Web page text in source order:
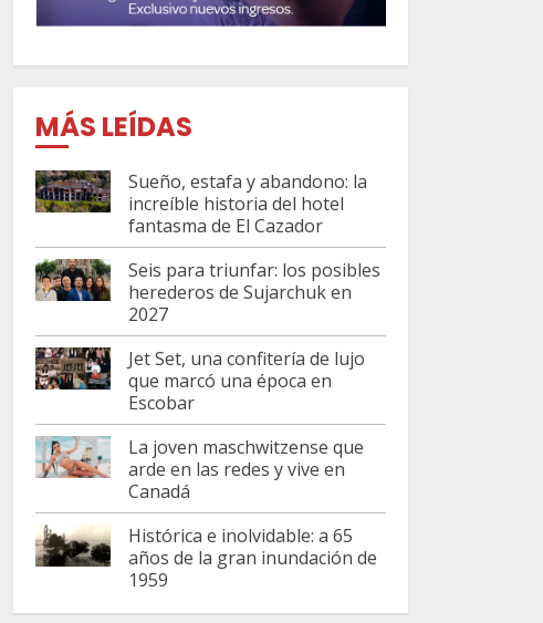
MÁS LEÍDAS
Sueño, estafa y abandono: la
increíble historia del hotel
fantasma de El Cazador
Seis para triunfar: los posibles
herederos de Sujarchuk en
2027
Jet Set, una confitería de lujo
que marcó una época en
Escobar
La joven maschwitzense que
arde en las redes y vive en
Canadá
Histórica e inolvidable: a 65
años de la gran inundación de
1959